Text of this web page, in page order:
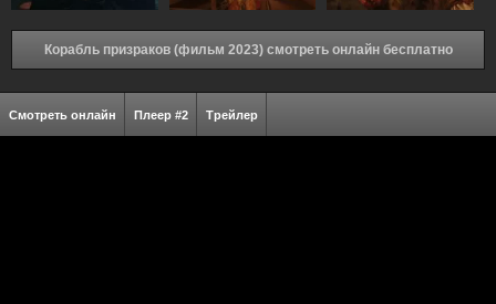
Корабль призраков (фильм 2023) смотреть онлайн бесплатно
Смотреть онлайн Плеер #2 Трейлер